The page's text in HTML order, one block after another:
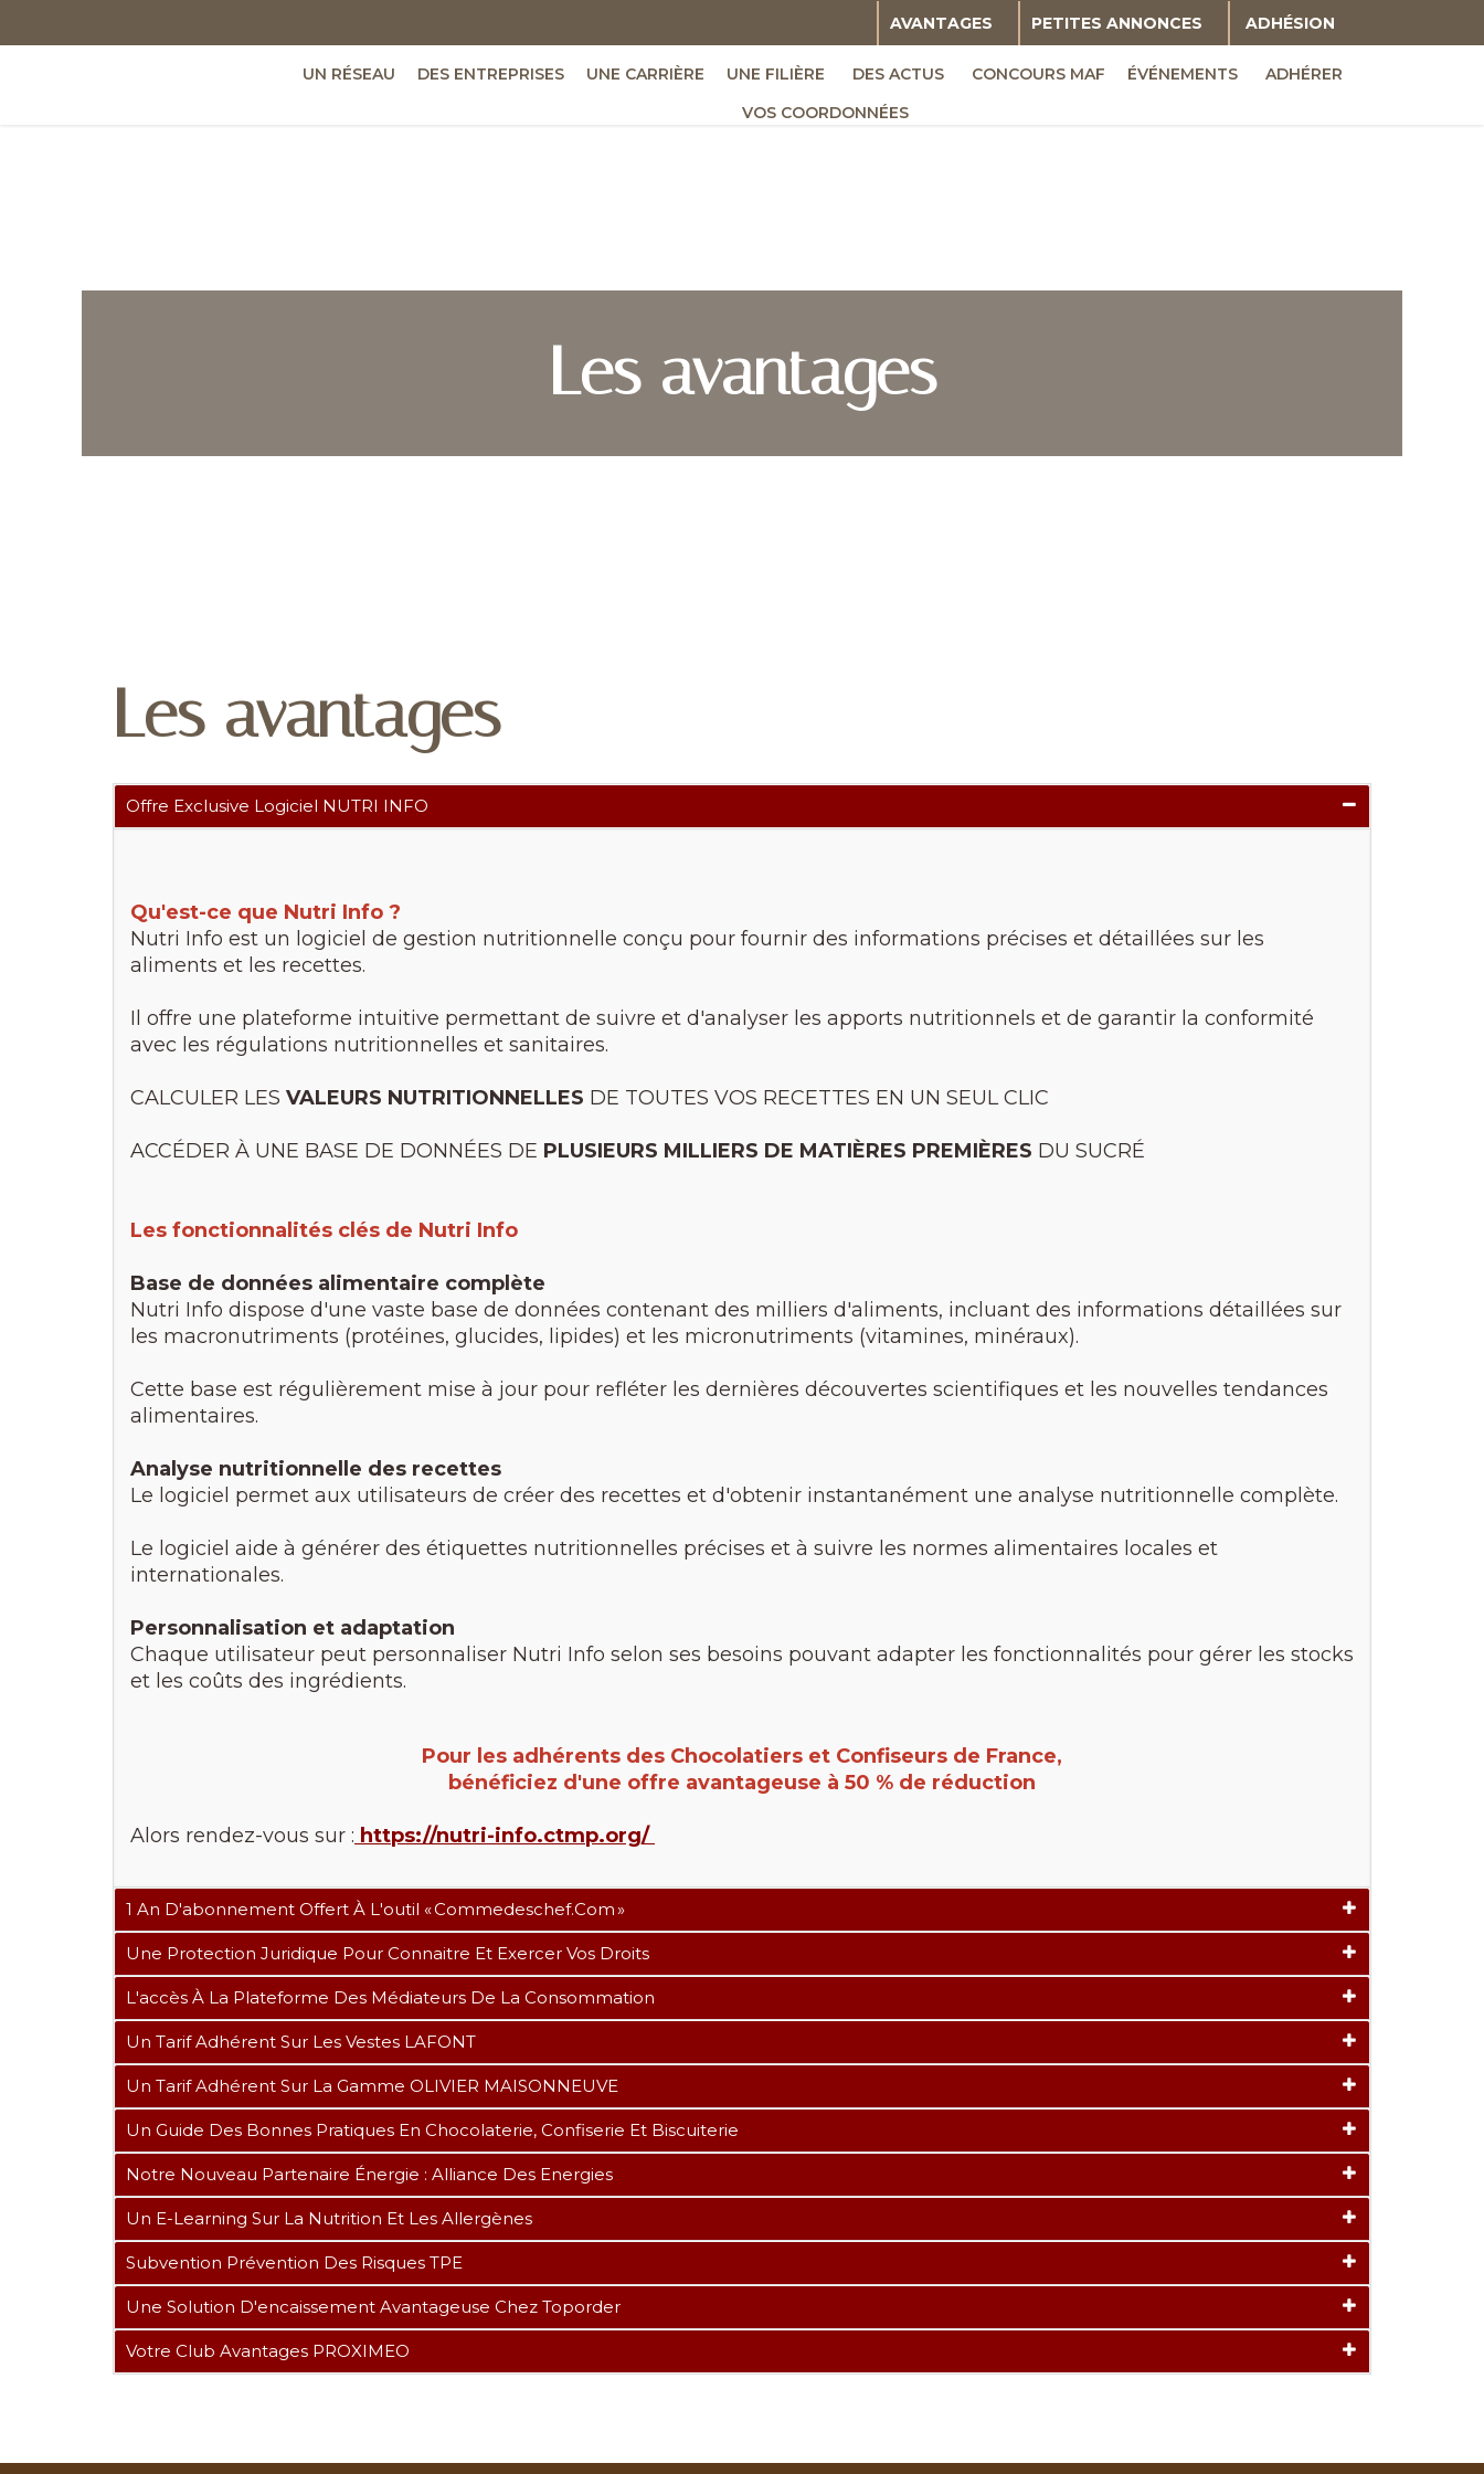
AVANTAGES PETITES ANNONCES ADHÉSION
UN RÉSEAU DES ENTREPRISES UNE CARRIÈRE UNE FILIÈRE DES ACTUS CONCOURS MAF ÉVÉNEMENTS
ADHÉRER
VOS COORDONNÉES
Les avantages
Les avantages
Offre Exclusive Logiciel NUTRI INFO
Qu'est-ce que Nutri Info ?
Nutri Info est un logiciel de gestion nutritionnelle conçu pour fournir des informations précises et détaillées sur les
aliments et les recettes.
Il offre une plateforme intuitive permettant de suivre et d'analyser les apports nutritionnels et de garantir la conformité
avec les régulations nutritionnelles et sanitaires.
CALCULER LES VALEURS NUTRITIONNELLES DE TOUTES VOS RECETTES EN UN SEUL CLIC
ACCÉDER À UNE BASE DE DONNÉES DE PLUSIEURS MILLIERS DE MATIÈRES PREMIÈRES DU SUCRÉ
Les fonctionnalités clés de Nutri Info
Base de données alimentaire complète
Nutri Info dispose d'une vaste base de données contenant des milliers d'aliments, incluant des informations détaillées sur
les macronutriments (protéines, glucides, lipides) et les micronutriments (vitamines, minéraux).
Cette base est régulièrement mise à jour pour refléter les dernières découvertes scientifiques et les nouvelles tendances
alimentaires.
Analyse nutritionnelle des recettes
Le logiciel permet aux utilisateurs de créer des recettes et d'obtenir instantanément une analyse nutritionnelle complète.
Le logiciel aide à générer des étiquettes nutritionnelles précises et à suivre les normes alimentaires locales et
internationales.
Personnalisation et adaptation
Chaque utilisateur peut personnaliser Nutri Info selon ses besoins pouvant adapter les fonctionnalités pour gérer les stocks
et les coûts des ingrédients.
Pour les adhérents des Chocolatiers et Confiseurs de France,
bénéficiez d'une offre avantageuse à 50 % de réduction
Alors rendez-vous sur : https://nutri-info.ctmp.org/
1 An D'abonnement Offert À L'outil « Commedeschef.com »
Une Protection Juridique Pour Connaitre Et Exercer Vos Droits
L'accès À La Plateforme Des Médiateurs De La Consommation
Un Tarif Adhérent Sur Les Vestes LAFONT
Un Tarif Adhérent Sur La Gamme OLIVIER MAISONNEUVE
Un Guide Des Bonnes Pratiques En Chocolaterie, Confiserie Et Biscuiterie
Notre Nouveau Partenaire Énergie : Alliance Des Energies
Un E-Learning Sur La Nutrition Et Les Allergènes
Subvention Prévention Des Risques TPE
Une Solution D'encaissement Avantageuse Chez Toporder
Votre Club Avantages PROXIMEO